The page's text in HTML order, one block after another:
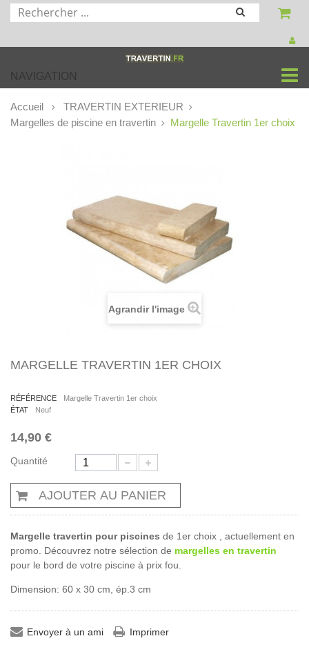
NAVIGATION
Accueil
TRAVERTIN EXTERIEUR
Margelles de piscine en travertin
Margelle Travertin 1er choix
Agrandir l'image
MARGELLE TRAVERTIN 1ER CHOIX
RÉFÉRENCE
Margelle Travertin 1er choix
ÉTAT
Neuf
14,90 €
Quantité
AJOUTER AU PANIER
Margelle travertin pour piscines de 1er choix , actuellement en
promo. Découvrez notre sélection de margelles en travertin
pour le bord de votre piscine à prix fou.
Dimension: 60 x 30 cm, ép.3 cm
Envoyer à un ami Imprimer